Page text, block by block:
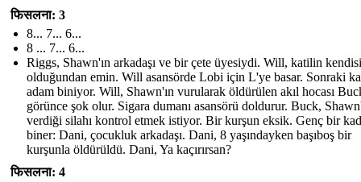
फिसलना: 3
8... 7... 6...
8 ... 7... 6...
Riggs, Shawn'ın arkadaşı ve bir çete üyesiydi. Will, katilin kendisi
olduğundan emin. Will asansörde Lobi için L 'ye basar. Sonraki
adam biniyor. Will, Shawn'ın vurularak öldürülen akıl hocası
görünce şok olur. Sigara dumanı asansörü doldurur. Buck,
verdiği silahı kontrol etmek istiyor. Bir kurşun eksik. Genç bir
biner: Dani, çocukluk arkadaşı. Dani, 8 yaşındayken başıboş bir
kurşunla öldürüldü. Dani, Ya kaçırırsan?
फिसलना: 4